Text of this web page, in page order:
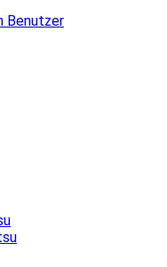
Benutzer